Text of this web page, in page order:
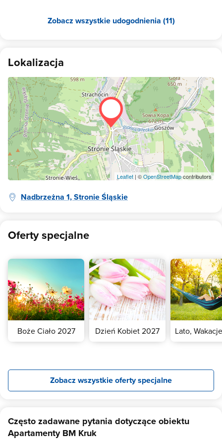
gazowe. Do każdego apartamentu jest przydzielone bezpłatne
miejsce parkingowe. Dostęp do pomieszczenia do
Zobacz wszystkie udogodnienia (11)
Lokalizacja
Leaflet | ©OpenStreetMapcontributors
Nadbrzeżna 1, Stronie Śląskie
Oferty specjalne
Boże Ciało 2027 Dzień Kobiet 2027 Lato,
Zobacz wszystkie oferty specjalne
Często zadawane pytania dotyczące obiektu
Apartamenty BM Kruk